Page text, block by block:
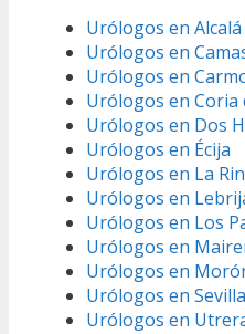
Urólogos en
Urólogos en
Urólogos en
Urólogos en Coria
Urólogos en Dos
Urólogos en Écija
Urólogos en La
Urólogos en
Urólogos en Los
Urólogos en
Urólogos en
Urólogos en Sevilla
Urólogos en